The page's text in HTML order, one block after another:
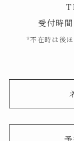
受付時
*不在時は後